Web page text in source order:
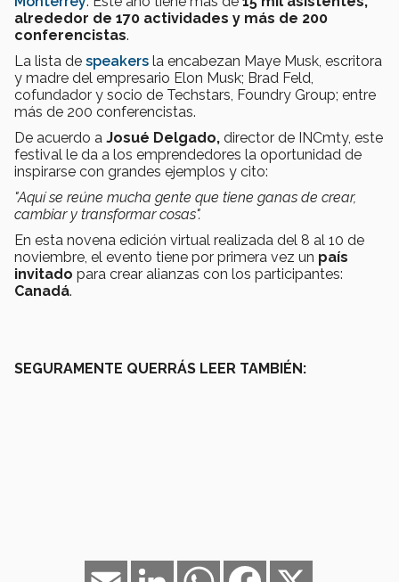
alrededor de 170 actividades y más de 200
conferencistas.
La lista de speakers la encabezan Maye Musk, escritora
y madre del empresario Elon Musk; Brad Feld,
cofundador y socio de Techstars, Foundry Group; entre
más de 200 conferencistas.
De acuerdo a Josué Delgado, director de INCmty, este
festival le da a los emprendedores la oportunidad de
inspirarse con grandes ejemplos y cito:
"Aquí se reúne mucha gente que tiene ganas de crear,
cambiar y transformar cosas".
En esta novena edición virtual realizada del 8 al 10 de
noviembre, el evento tiene por primera vez un país
invitado para crear alianzas con los participantes:
Canadá.
SEGURAMENTE QUERRÁS LEER TAMBIÉN:
Facebook
WhatsApp
LinkedIn
Email